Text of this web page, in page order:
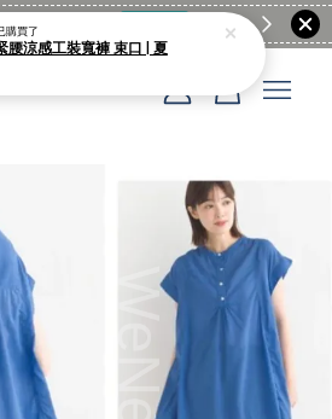
棉簡約餐墊 童裝
目前還是空的。
購買了
腰涼感工裝寬褲 束口 | 夏